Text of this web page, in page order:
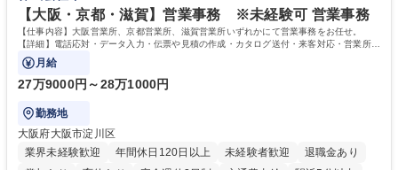
を込めてコミュニケーションをとりながら広報関連業務を行っておりま
す。 学歴・資格 学歴：大学院 大学 高専 短大 専修学校 高校 語学力： 資
格：
【大阪・京都・滋賀】営業事務 ※未経験可 営業事務
【仕事内容】大阪営業所、京都営業所、滋賀営業所いずれかにて営業事務をお任せ。
【詳細】電話応対・データ入力・伝票や見積の作成・カタログ送付・来客対応・営業所内
で発生する事務業務や業務改善をお任せ。
月給
27万9000円～28万1000円
勤務地
大阪府大阪市淀川区
業界未経験歓迎
年間休日120日以上 未経験者歓迎
退職金あり